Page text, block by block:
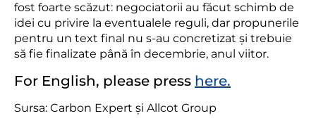
fost foarte scăzut: negociatorii au făcut schimb de
idei cu privire la eventualele reguli, dar propunerile
pentru un text final nu s-au concretizat și trebuie
să fie finalizate până în decembrie, anul viitor.
For English, please press here.
Sursa: Carbon Expert și Allcot Group